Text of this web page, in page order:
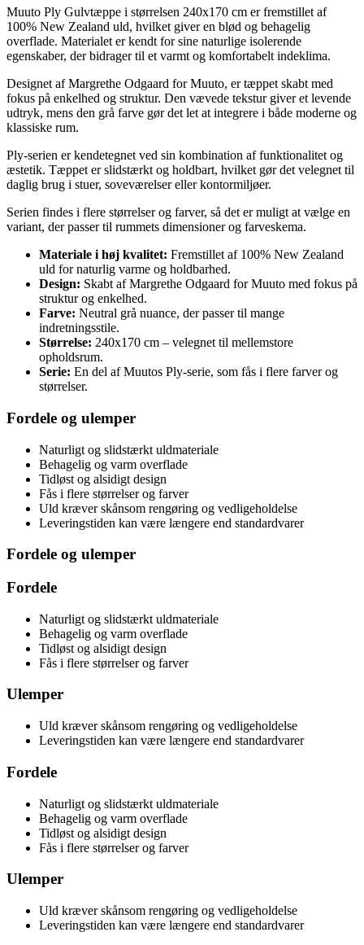
Muuto Ply Gulvtæppe i størrelsen 240x170 cm er fremstillet af
100% New Zealand uld, hvilket giver en blød og behagelig
overflade. Materialet er kendt for sine naturlige isolerende
egenskaber, der bidrager til et varmt og komfortabelt indeklima.
Designet af Margrethe Odgaard for Muuto, er tæppet skabt med
fokus på enkelhed og struktur. Den vævede tekstur giver et levende
udtryk, mens den grå farve gør det let at integrere i både moderne og
klassiske rum.
Ply-serien er kendetegnet ved sin kombination af funktionalitet og
æstetik. Tæppet er slidstærkt og holdbart, hvilket gør det velegnet til
daglig brug i stuer, soveværelser eller kontormiljøer.
Serien findes i flere størrelser og farver, så det er muligt at vælge en
variant, der passer til rummets dimensioner og farveskema.
Materiale i høj kvalitet: Fremstillet af 100% New Zealand
uld for naturlig varme og holdbarhed.
Design: Skabt af Margrethe Odgaard for Muuto med fokus på
struktur og enkelhed.
Farve: Neutral grå nuance, der passer til mange
indretningsstile.
Størrelse: 240x170 cm – velegnet til mellemstore
opholdsrum.
Serie: En del af Muutos Ply-serie, som fås i flere farver og
størrelser.
Fordele og ulemper
Naturligt og slidstærkt uldmateriale
Behagelig og varm overflade
Tidløst og alsidigt design
Fås i flere størrelser og farver
Uld kræver skånsom rengøring og vedligeholdelse
Leveringstiden kan være længere end standardvarer
Fordele og ulemper
Fordele
Naturligt og slidstærkt uldmateriale
Behagelig og varm overflade
Tidløst og alsidigt design
Fås i flere størrelser og farver
Ulemper
Uld kræver skånsom rengøring og vedligeholdelse
Leveringstiden kan være længere end standardvarer
Fordele
Naturligt og slidstærkt uldmateriale
Behagelig og varm overflade
Tidløst og alsidigt design
Fås i flere størrelser og farver
Ulemper
Uld kræver skånsom rengøring og vedligeholdelse
Leveringstiden kan være længere end standardvarer